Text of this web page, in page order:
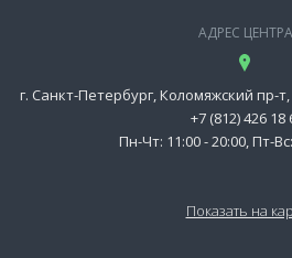
АДРЕС
г. Санкт-Петербург, Коломяжский пр-
+7 (812) 426 18
Пн-Чт: 11:00 - 20:00, Пт-
Показать на